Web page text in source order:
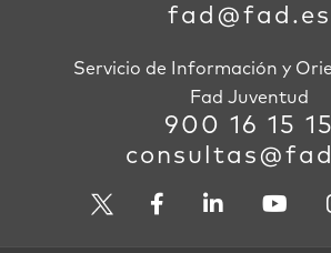
fad@fad.es
Servicio de Información y
Fad Juventud
900 16 15 15